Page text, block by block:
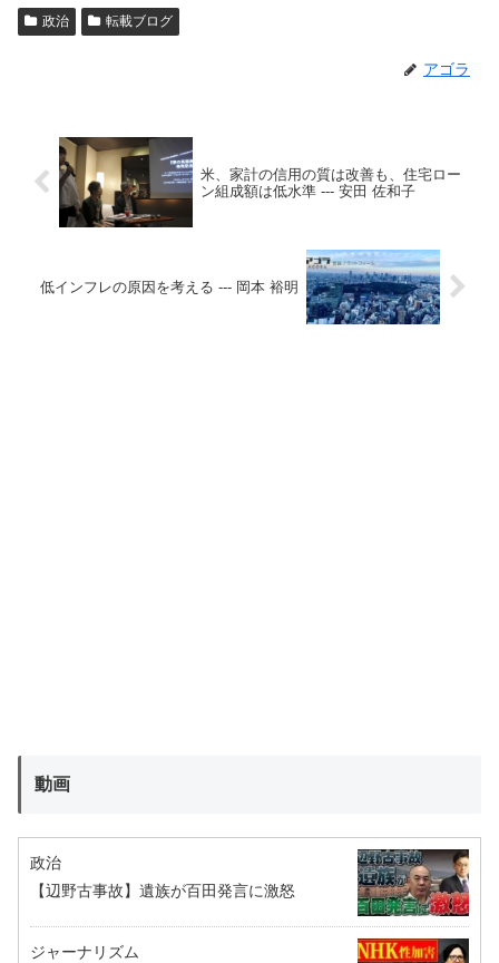
政治 転載ブログ
アゴラ
米、家計の信用の質は改善も、住宅ロー
ン組成額は低水準 --- 安田 佐和子
低インフレの原因を考える --- 岡本 裕明
動画
政治
【辺野古事故】遺族が百田発言に激怒
ジャーナリズム